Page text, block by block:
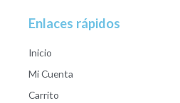
Enlaces rápidos
Inicio
Mi Cuenta
Carrito